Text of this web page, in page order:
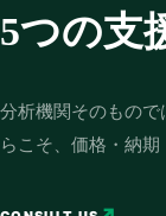
5つの支
分析機関そのもの
らこそ、価格・納期